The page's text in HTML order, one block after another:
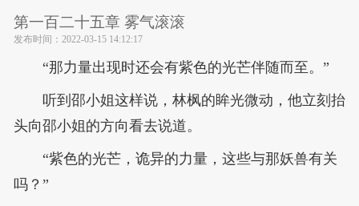
第一百二十五章 雾气滚滚
发布时间： 2022-03-15 14:12:17
“那力量出现时还会有紫色的光芒伴随而至。”
听到邵小姐这样说，林枫的眸光微动，他立刻抬
头向邵小姐的方向看去说道。
“紫色的光芒，诡异的力量，这些与那妖兽有关
吗？”